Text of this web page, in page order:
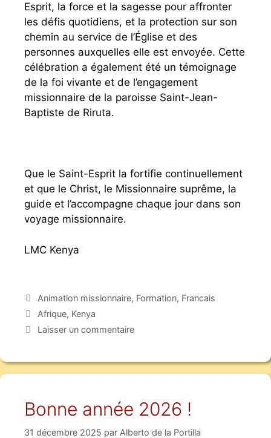
Esprit, la force et la sagesse pour affronter
les défis quotidiens, et la protection sur son
chemin au service de l’Église et des
personnes auxquelles elle est envoyée. Cette
célébration a également été un témoignage
de la foi vivante et de l’engagement
missionnaire de la paroisse Saint-Jean-
Baptiste de Riruta.
Que le Saint-Esprit la fortifie continuellement
et que le Christ, le Missionnaire suprême, la
guide et l’accompagne chaque jour dans son
voyage missionnaire.
LMC Kenya
Animation missionnaire, Formation, Francais
Afrique, Kenya
Laisser un commentaire
Bonne année 2026 !
31 décembre 2025 par Alberto de la Portilla